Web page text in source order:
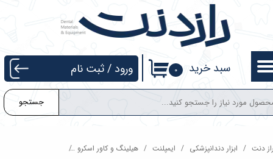
جستجو
۰ سبد خرید ورود /ثبت نام
حساب کاربری من
تغییر گذر واژه
سفارشات
خروج از حساب کاربری
دنت ابزار دندانپزشکی ایمپلنت هیلینگ و کاور اسکرو